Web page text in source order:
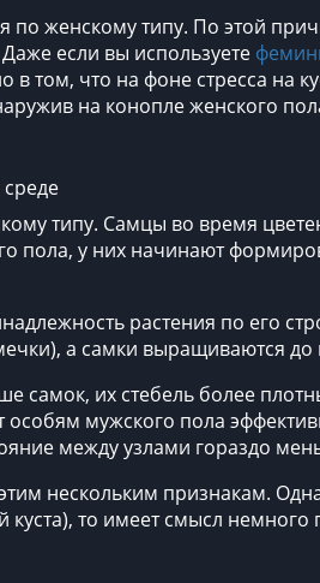
женскому типу. По этой
если вы используете
в том, что на фоне стресса на
на конопле женского
типу. Самцы во время
пола, у них начинают
растения по его
а самки выращиваются
самок, их стебель более
мужского пола
между узлами гораздо
нескольким признакам.
то имеет смысл